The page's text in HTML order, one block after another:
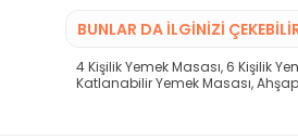
BUNLAR DA İLGINIZI
4 Kişilik Yemek Masası,6 Kişilik
Katlanabilir Yemek Masası,